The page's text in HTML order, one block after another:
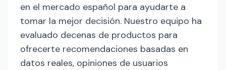
en el mercado español para ayudarte a
tomar la mejor decisión. Nuestro equipo ha
evaluado decenas de productos para
ofrecerte recomendaciones basadas en
datos reales, opiniones de usuarios